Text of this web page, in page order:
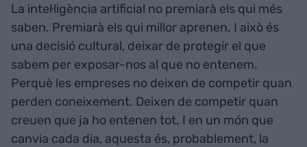
La intel·ligència artificial no premiarà els qui més
saben. Premiarà els qui millor aprenen. I això és
una decisió cultural, deixar de protegir el que
sabem per exposar-nos al que no entenem.
Perquè les empreses no deixen de competir quan
perden coneixement. Deixen de competir quan
creuen que ja ho entenen tot. I en un món que
canvia cada dia, aquesta és, probablement, la